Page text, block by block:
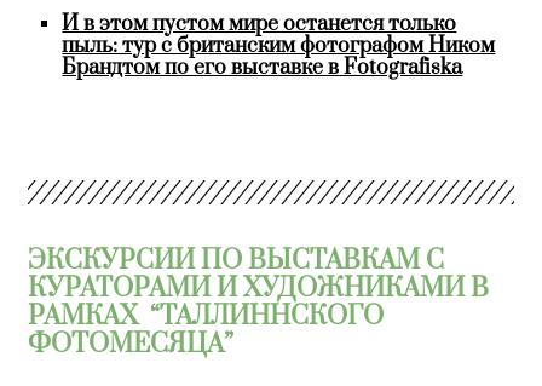
И в этом пустом мире останется только
пыль: тур с британским фотографом Ником
Брандтом по его выставке в Fotografiska
ЭКСКУРСИИ ПО ВЫСТАВКАМ С
КУРАТОРАМИ И ХУДОЖНИКАМИ В
РАМКАХ “ТАЛЛИННСКОГО
ФОТОМЕСЯЦА”